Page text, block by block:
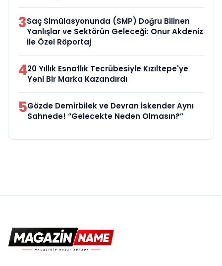
3Saç Simülasyonunda (SMP) Doğru Bilinen
Yanlışlar ve Sektörün Geleceği: Onur Akdeniz
ile Özel Röportaj
420 Yıllık Esnaflık Tecrübesiyle Kızıltepe'ye
Yeni Bir Marka Kazandırdı
5Gözde Demirbilek ve Devran İskender Aynı
Sahnede! “Gelecekte Neden Olmasın?”